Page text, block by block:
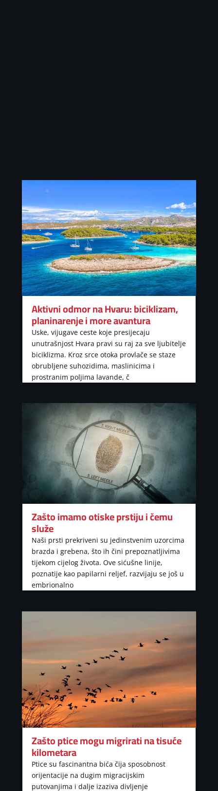
Aktivni odmor na Hvaru: biciklizam,
planinarenje i more avantura
Uske, vijugave ceste koje presijecaju
unutrašnjost Hvara pravi su raj za sve ljubitelje
biciklizma. Kroz srce otoka provlače se staze
obrubljene suhozidima, maslinicima i
prostranim poljima lavande, č
Zašto imamo otiske prstiju i čemu
služe
Naši prsti prekriveni su jedinstvenim uzorcima
brazda i grebena, što ih čini prepoznatljivima
tijekom cijelog života. Ove sićušne linije,
poznatije kao papilarni reljef, razvijaju se još u
embrionalno
Zašto ptice mogu migrirati na tisuće
kilometara
Ptice su fascinantna bića čija sposobnost
orijentacije na dugim migracijskim
putovanjima i dalje izaziva divljenje